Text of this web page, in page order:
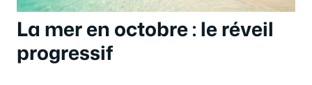
La mer en octobre : le réveil
progressif